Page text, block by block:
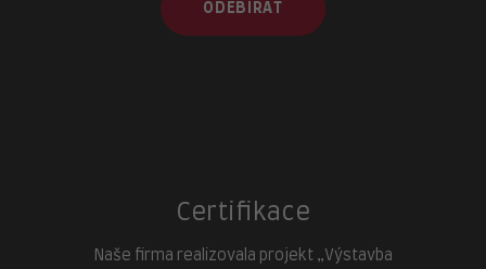
ODEBÍRAT
Certifikace
Naše firma realizovala projekt „Výstavba